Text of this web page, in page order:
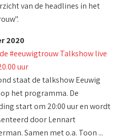
van de headlines in het
2020
#eeuwigtrouw Talkshow live
uur
staat de talkshow Eeuwig
het programma. De
start om 20:00 uur en wordt
door Lennart
Samen met o.a. Toon ...